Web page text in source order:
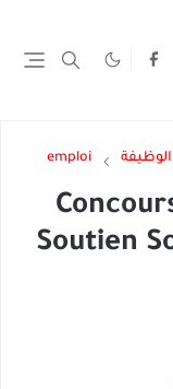
emploi
Soutien